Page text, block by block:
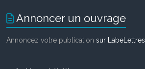
Annoncer un ouvrage
Annoncez votre publicationsur LabeLettres